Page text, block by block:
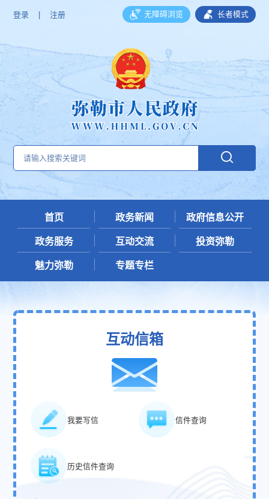
登录 注册 无障碍浏览 长者模式
首页 政务新闻 政府信息公开
政务服务 互动交流 投资弥勒
魅力弥勒 专题专栏
互动信箱
我要写信 信件查询
历史信件查询